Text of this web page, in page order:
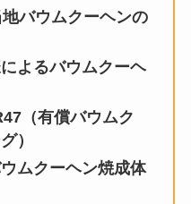
バウムクーヘンの
よるバウムクーヘ
（有償バウムク
）
ムクーヘン焼成体